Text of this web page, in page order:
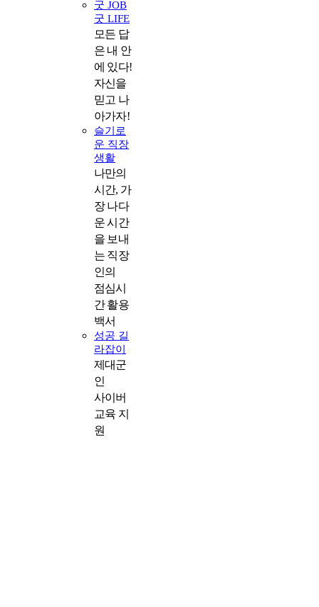
굿 JOB
굿 LIFE
모든 답
은 내 안
에 있다!
자신을
믿고 나
아가자!
슬기로
운 직장
생활
나만의
시간, 가
장 나다
운 시간
을 보내
는 직장
인의
점심시
간 활용
백서
성공 길
라잡이
제대군
인
사이버
교육 지
원